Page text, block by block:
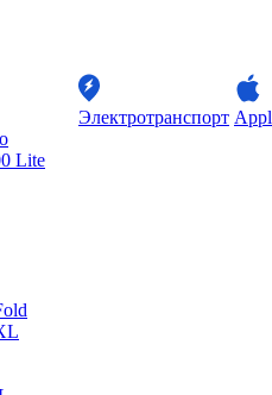
Lite
Электротранспорт